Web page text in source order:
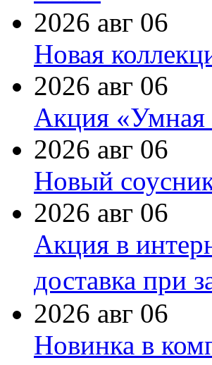
2026 авг 06
Новая
2026 авг 06
Акция «Умная
2026 авг 06
Новый
2026 авг 06
Акция в
доставка при
2026 авг 06
Новинка в